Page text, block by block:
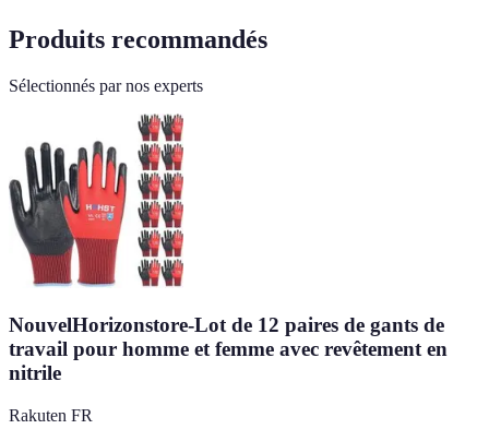
Produits recommandés
Sélectionnés par nos experts
NouvelHorizonstore-Lot de 12 paires de gants de
travail pour homme et femme avec revêtement en
nitrile
Rakuten FR